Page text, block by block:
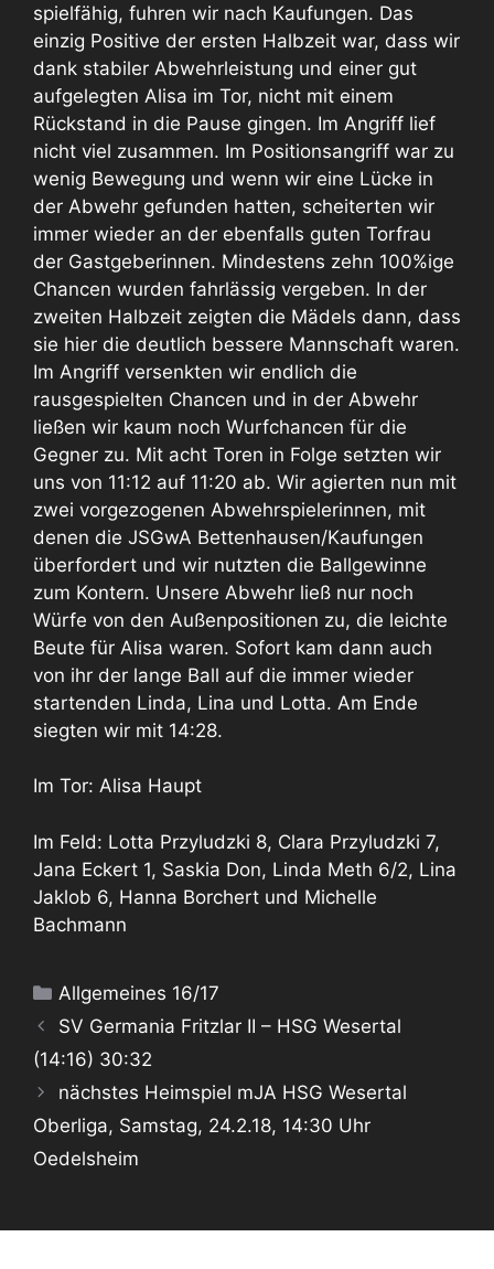
spielfähig, fuhren wir nach Kaufungen. Das
einzig Positive der ersten Halbzeit war, dass wir
dank stabiler Abwehrleistung und einer gut
aufgelegten Alisa im Tor, nicht mit einem
Rückstand in die Pause gingen. Im Angriff lief
nicht viel zusammen. Im Positionsangriff war zu
wenig Bewegung und wenn wir eine Lücke in
der Abwehr gefunden hatten, scheiterten wir
immer wieder an der ebenfalls guten Torfrau
der Gastgeberinnen. Mindestens zehn 100%ige
Chancen wurden fahrlässig vergeben. In der
zweiten Halbzeit zeigten die Mädels dann, dass
sie hier die deutlich bessere Mannschaft waren.
Im Angriff versenkten wir endlich die
rausgespielten Chancen und in der Abwehr
ließen wir kaum noch Wurfchancen für die
Gegner zu. Mit acht Toren in Folge setzten wir
uns von 11:12 auf 11:20 ab. Wir agierten nun mit
zwei vorgezogenen Abwehrspielerinnen, mit
denen die JSGwA Bettenhausen/Kaufungen
überfordert und wir nutzten die Ballgewinne
zum Kontern. Unsere Abwehr ließ nur noch
Würfe von den Außenpositionen zu, die leichte
Beute für Alisa waren. Sofort kam dann auch
von ihr der lange Ball auf die immer wieder
startenden Linda, Lina und Lotta. Am Ende
siegten wir mit 14:28.
Im Tor: Alisa Haupt
Im Feld: Lotta Przyludzki 8, Clara Przyludzki 7,
Jana Eckert 1, Saskia Don, Linda Meth 6/2, Lina
Jaklob 6, Hanna Borchert und Michelle
Bachmann
Kategorien
Allgemeines 16/17
SV Germania Fritzlar II – HSG Wesertal
(14:16) 30:32
nächstes Heimspiel mJA HSG Wesertal
Oberliga, Samstag, 24.2.18, 14:30 Uhr
Oedelsheim